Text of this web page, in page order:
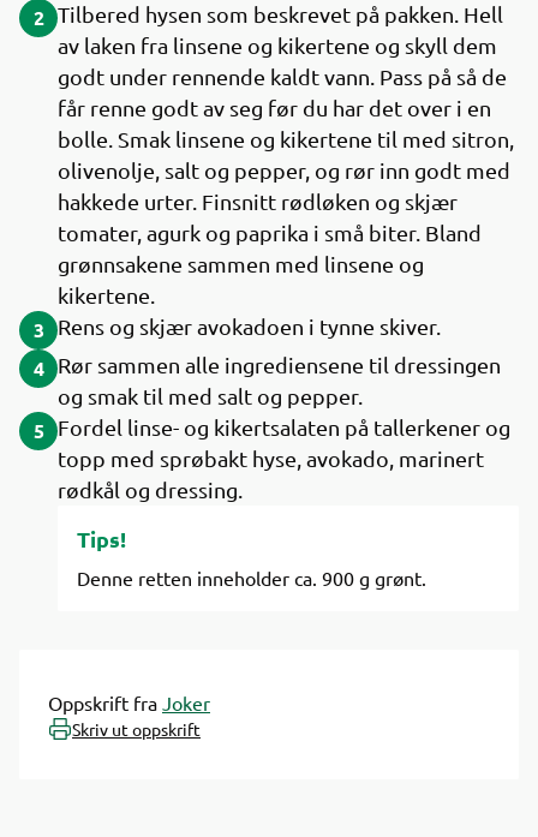
2 Tilbered hysen som beskrevet på pakken. Hell
av laken fra linsene og kikertene og skyll dem
godt under rennende kaldt vann. Pass på så de
får renne godt av seg før du har det over i en
bolle. Smak linsene og kikertene til med sitron,
olivenolje, salt og pepper, og rør inn godt med
hakkede urter. Finsnitt rødløken og skjær
tomater, agurk og paprika i små biter. Bland
grønnsakene sammen med linsene og
kikertene.
3
Rens og skjær avokadoen i tynne skiver.
4 Rør sammen alle ingrediensene til dressingen
og smak til med salt og pepper.
5 Fordel linse- og kikertsalaten på tallerkener og
topp med sprøbakt hyse, avokado, marinert
rødkål og dressing.
Tips!
Denne retten inneholder ca. 900 g grønt.
Oppskrift fra Joker
Skriv ut oppskrift